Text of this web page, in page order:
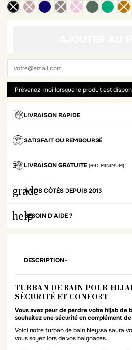
bleu nuit
kaki vert
LIVRAISON RAPIDE
SATISFAIT OU REMBOURSÉ
LIVRAISON GRATUITE (69€ MINIMUM)
grade
À VOS CÔTÉS DEPUIS 2013
helpBESOIN D'AIDE ?
DESCRIPTION
TURBAN DE BAIN POUR
SÉCURITÉ ET CONFORT
Vous avez peur de perdre votre hijab de
souhaitez une sécurité en complément
Voici notre turban de bain Neyssa saura
vous soyez lors de vos baignades.